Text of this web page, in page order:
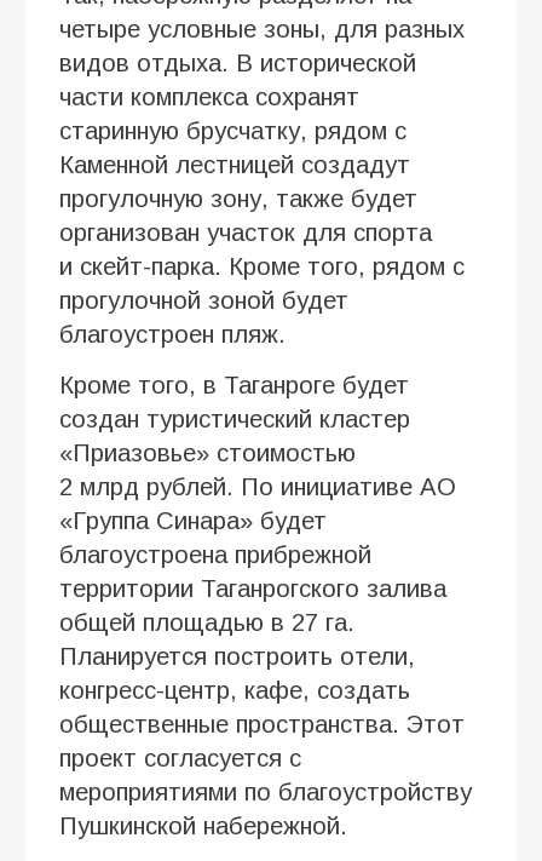
четыре условные зоны, для разных
видов отдыха. В исторической
части комплекса сохранят
старинную брусчатку, рядом с
Каменной лестницей создадут
прогулочную зону, также будет
организован участок для спорта
и скейт-парка. Кроме того, рядом с
прогулочной зоной будет
благоустроен пляж.
Кроме того, в Таганроге будет
создан туристический кластер
«Приазовье» стоимостью
2 млрд рублей. По инициативе АО
«Группа Синара» будет
благоустроена прибрежной
территории Таганрогского залива
общей площадью в 27 га.
Планируется построить отели,
конгресс-центр, кафе, создать
общественные пространства. Этот
проект согласуется с
мероприятиями по благоустройству
Пушкинской набережной.